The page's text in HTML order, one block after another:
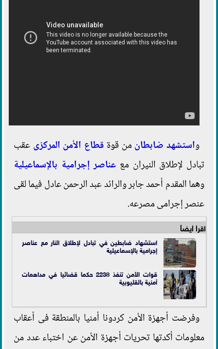
واستشهد ضابطانمن قوة قطاع الأمن المركزى عقب
تبادل لإطلاق النيران مع عناصر إجرامية بالإسماعيلية
وهما المقدم أحمد جابر والرائد عبد الرحمن عادل فيما لقى
عنصر إجرامى مصرعه.
اقرأ أيضاً
استشهاد ضابطين في تبادل لإطلاق النار مع عناصر
إجرامية بالإسماعيلية
قوات الأمن تنفذ 2238 حكما قضائيا في مداهمات
أمنية بالقليوبية
وفرضت أجهزة الأمن كردونا أمنيا بالمنطقة فى أعقاب
معلومات أكدتها تحريات أجهزة الأمن عن اختباء عدد من